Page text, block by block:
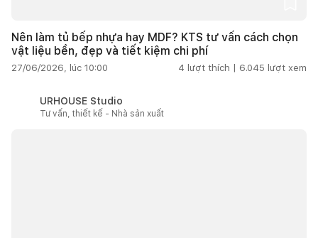
Nên làm tủ bếp nhựa hay MDF? KTS tư vấn cách chọn
vật liệu bền, đẹp và tiết kiệm chi phí
27/06/2026, lúc 10:00 4 lượt thích | 6.045 lượt xem
URHOUSE Studio
Tư vấn, thiết kế - Nhà sản xuất